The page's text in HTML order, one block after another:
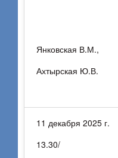
Янковская В.М.,
Ахтырская Ю.В.
11 декабря 2025 г.
13.30/